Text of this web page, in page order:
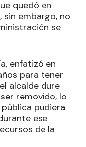
quedó en
sin embargo, no
se
enfatizó en
para tener
alcalde dure
removido, lo
pudiera
ese
de la